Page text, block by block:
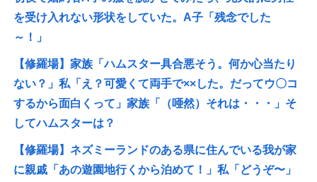
を受け入れない形状をしていた。A子「残念でした
～！」
【修羅場】家族「ハムスター具合悪そう。何か心当たり
ない？」私「え？可愛くて両手で××した。だってウ〇コ
するから面白くって」家族「（唖然）それは・・・」そ
してハムスターは？
【修羅場】ネズミーランドのある県に住んでいる我が家
に親戚「あの遊園地行くから泊めて！」私「どうぞ〜」